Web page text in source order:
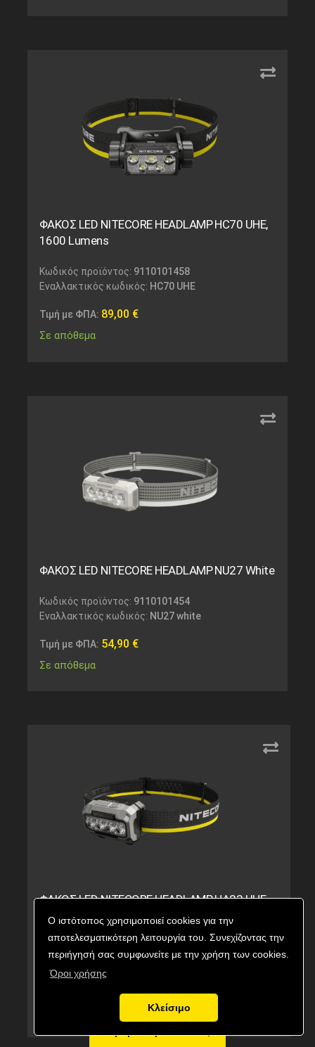
Ο ιστότοπος χρησιμοποιεί cookies για την
αποτελεσματικότερη λειτουργία του. Συνεχίζοντας την
περιήγησή σας συμφωνείτε με την χρήση των cookies.
Όροι χρήσης
Κλείσιμο
ΦΑΚΟΣ LED NITECORE HEADLAMP HC70 UHE,
1600 Lumens
Κωδικός προϊόντος: 9110101458
Εναλλακτικός κωδικός: HC70 UHE
Τιμή με ΦΠΑ: 89,00 €
Σε απόθεμα
ΦΑΚΟΣ LED NITECORE HEADLAMP NU27 White
Κωδικός προϊόντος: 9110101454
Εναλλακτικός κωδικός: NU27 white
Τιμή με ΦΠΑ: 54,90 €
Σε απόθεμα
ΦΑΚΟΣ LED NITECORE HEADLAMP HA23 UHE,
Black
Κωδικός προϊόντος:
9110101449
Εναλλακτικός κωδικός:HA23 UHE, Black